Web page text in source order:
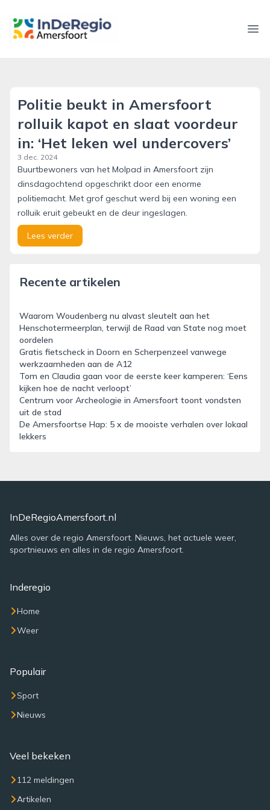
inderegioamersfoort.nl
Politie beukt in Amersfoort
rolluik kapot en slaat voordeur
in: ‘Het leken wel undercovers’
3 dec. 2024
Buurtbewoners van het Molpad in Amersfoort zijn
dinsdagochtend opgeschrikt door een enorme
politiemacht. Met grof geschut werd bij een woning een
rolluik eruit gebeukt en de deur ingeslagen.
Lees verder
Recente artikelen
Waarom Woudenberg nu alvast sleutelt aan het
Henschotermeerplan, terwijl de Raad van State nog moet
oordelen
Gratis fietscheck in Doorn en Scherpenzeel vanwege
werkzaamheden aan de A12
Tom en Claudia gaan voor de eerste keer kamperen: ‘Eens
kijken hoe de nacht verloopt’
Centrum voor Archeologie in Amersfoort toont vondsten
uit de stad
De Amersfoortse Hap: 5 x de mooiste verhalen over lokaal
lekkers
InDeRegioAmersfoort.nl
Alles over de regio Amersfoort. Nieuws, het actuele weer,
sportnieuws en alles in de regio Amersfoort.
Inderegio
Home
Weer
Populair
Sport
Nieuws
Veel bekeken
112 meldingen
Artikelen